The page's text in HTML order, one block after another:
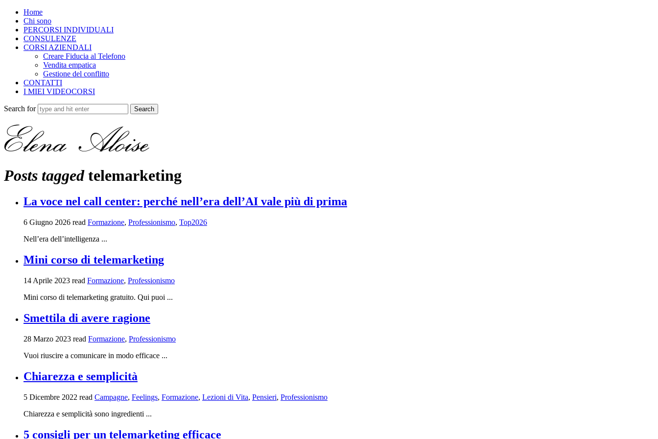
Home
Chi sono
PERCORSI INDIVIDUALI
CONSULENZE
CORSI AZIENDALI
Creare Fiducia al Telefono
Vendita empatica
Gestione del conflitto
CONTATTI
I MIEI VIDEOCORSI
Search for
Posts tagged telemarketing
La voce nel call center: perché nell’era dell’AI vale più di prima
6 Giugno 2026 read Formazione, Professionismo, Top2026
Nell’era dell’intelligenza ...
Mini corso di telemarketing
14 Aprile 2023 read Formazione, Professionismo
Mini corso di telemarketing gratuito. Qui puoi ...
Smettila di avere ragione
28 Marzo 2023 read Formazione, Professionismo
Vuoi riuscire a comunicare in modo efficace ...
Chiarezza e semplicità
5 Dicembre 2022 read Campagne, Feelings, Formazione, Lezioni di Vita, Pensieri, Professionismo
Chiarezza e semplicità sono ingredienti ...
5 consigli per un telemarketing efficace